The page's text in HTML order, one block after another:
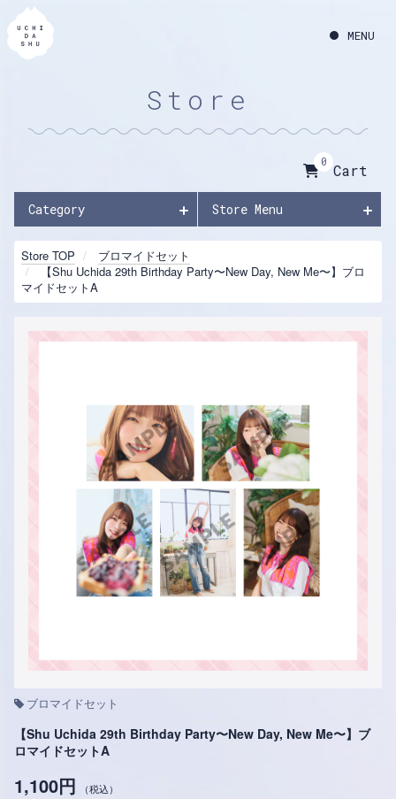
Store
0 Cart
Category Store Menu
Store TOP
ブロマイドセット
【Shu Uchida 29th Birthday Party〜New Day, New Me〜】ブロ
マイドセットA
ブロマイドセット
【Shu Uchida 29th Birthday Party〜New Day, New Me〜】ブ
ロマイドセットA
1,100円 （税込）